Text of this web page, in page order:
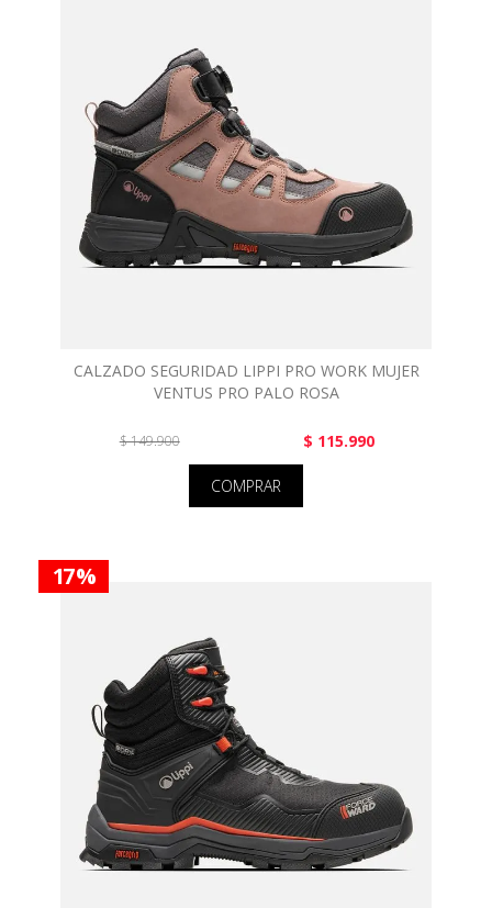
CALZADO SEGURIDAD LIPPI PRO WORK MUJER
VENTUS PRO PALO ROSA
$ 149.900 $ 115.990
COMPRAR
17 %